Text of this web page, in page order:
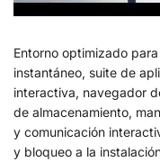
Entorno optimizado
instantáneo, suite de
interactiva, navegador
de almacenamiento,
y comunicación
y bloqueo a la